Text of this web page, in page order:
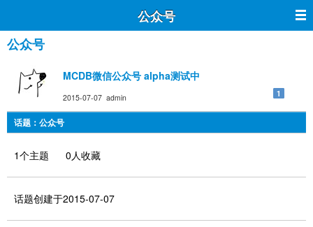
公众号
公众号
MCDB微信公众号 alpha测试中
2015-07-07 admin 1
话题：公众号
1个主题 0人收藏
话题创建于2015-07-07